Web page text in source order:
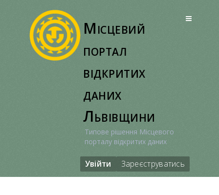
Місцевий
портал
відкритих
даних
Львівщини
Типове рішення Місцевого
порталу відкритих даних
Увійти Зареєструватись